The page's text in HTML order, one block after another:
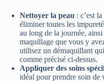
Nettoyer la peau : c’est
éliminer toutes les
au long de la journée,
maquillage que vous y
utilisez un démaquillant
comme précisé ci-dessus.
Appliquer des soins
idéal pour prendre soin de